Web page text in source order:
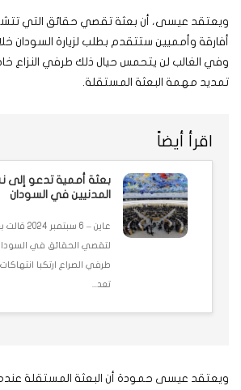
ويعتقد عيسى، أن بعثة تقصي حقائق التي
أفارقة وأمميين ستتقدم بطلب لزيارة السودان
وفي الغالب لن يتحمس حيال ذلك طرفي النزاع
تمديد مهمة البعثة المستقلة.
اقرأ أيضاً
بعثة أممية تدعو إلى
المدنيين في السودان
عاين – 6
لتقصي الحقائق في
طرفي الصراع ارتكبا
تعد...
ويعتقد عيسى حمودة أن البعثة المستقلة